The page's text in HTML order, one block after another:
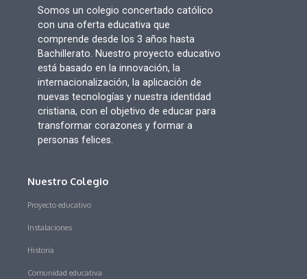
Somos un colegio concertado católico
con una oferta educativa que
comprende desde los 3 años hasta
Bachillerato. Nuestro proyecto educativo
está basado en la innovación, la
internacionalización, la aplicación de
nuevas tecnologías y nuestra identidad
cristiana, con el objetivo de educar para
transformar corazones y formar a
personas felices.
Nuestro Colegio
Proyecto educativo
Instalaciones
Historia
Comunidad educativa